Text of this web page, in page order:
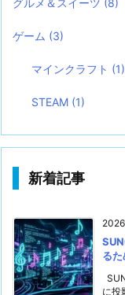
グルメ＆スイーツ (8)
ゲーム (3)
マインクラフト (1)
STEAM (1)
新着記事
る
に投